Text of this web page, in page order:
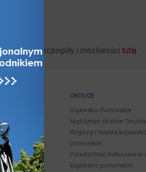
Poznaj szczegóły i możliwości tutaj
OKOLICE
Kujawsko-Pomorskie
Najbliższe okolice Torunia
Regiony i miasta
pomorskie
Dziedzictwo kulturowe w
kujawsko-pomorskim